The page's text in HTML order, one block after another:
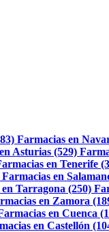
Farmacias en
Asturias (529)
en Tenerife
Farmacias en
Tarragona (250)
en Zamora
en Cuenca
en Castellón